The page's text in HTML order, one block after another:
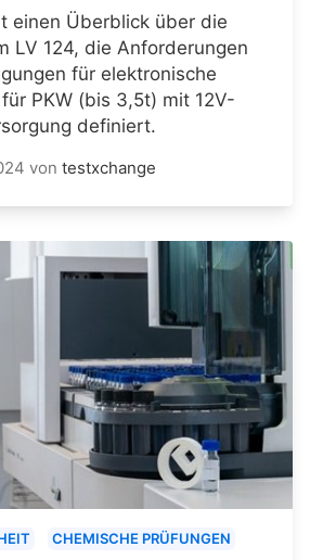
einen Überblick über die
LV 124, die Anforderungen
für elektronische
PKW (bis 3,5t) mit 12V-
definiert.
von testxchange
CHEMISCHE PRÜFUNGEN